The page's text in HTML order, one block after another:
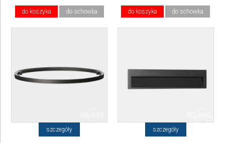
do koszyka do schowka do koszyka do schowka
szczegóły szczegóły